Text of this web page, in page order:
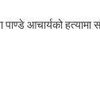
आचार्यको हत्यामा